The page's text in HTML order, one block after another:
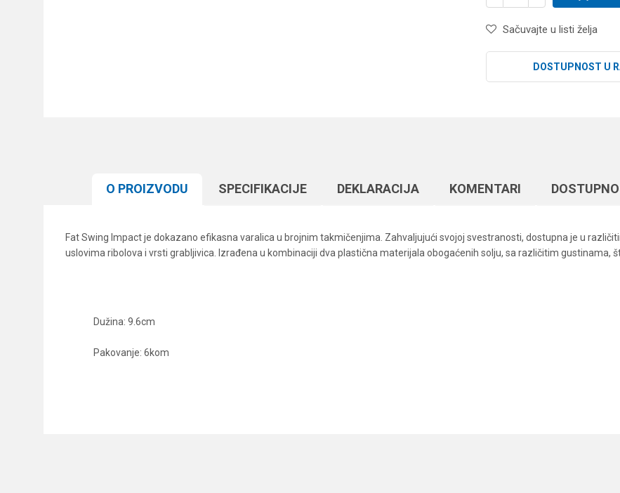
Sačuvajte u listi želja
DOSTUPNOST U
O PROIZVODU SPECIFIKACIJЕ DEKLARACIJA KOMENTARI
Fat Swing Impact je dokazano efikasna varalica u brojnim takmičenjima. Zahvaljujući svojoj svestranosti, dostupna je u
uslovima ribolova i vrsti grabljivica. Izrađena u kombinaciji dva plastična materijala obogaćenih solju, sa različitim gustinama,
Dužina: 9.6cm
Pakovanje: 6kom